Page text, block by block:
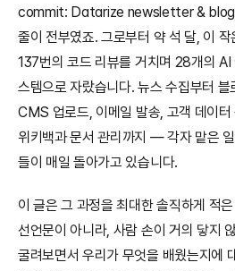
commit: Datarize newsletter &
줄이 전부였죠. 그로부터 약 석 달, 이
137번의 코드 리뷰를 거치며 28개의 AI
스템으로 자랐습니다. 뉴스 수집부터 블
CMS 업로드, 이메일 발송, 고객 데이
위키백과 문서 관리까지 — 각자 맡은
들이 매일 돌아가고 있습니다.
이 글은 그 과정을 최대한 솔직하게 적
선언문이 아니라, 사람 손이 거의 닿지
굴려보면서 우리가 무엇을 배웠는지에